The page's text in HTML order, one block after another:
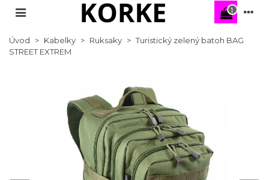
1
Úvod > Kabelky > Ruksaky > Turistický zelený batoh BAG
STREET EXTREM